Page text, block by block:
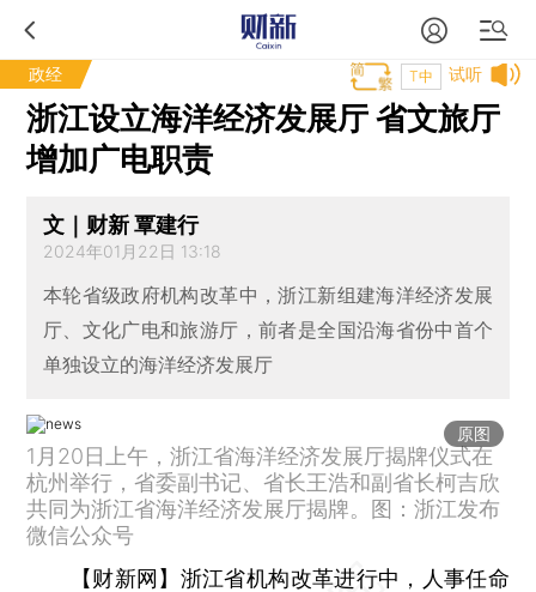
政经 试听
T中
浙江设立海洋经济发展厅 省文旅厅
增加广电职责
文｜财新 覃建行
2024年01月22日 13:18
本轮省级政府机构改革中，浙江新组建海洋经济发展
厅、文化广电和旅游厅，前者是全国沿海省份中首个
单独设立的海洋经济发展厅
原图
1月20日上午，浙江省海洋经济发展厅揭牌仪式在
杭州举行，省委副书记、省长王浩和副省长柯吉欣
共同为浙江省海洋经济发展厅揭牌。图：浙江发布
微信公众号
【财新网】 浙江省机构改革进行中，人事任命